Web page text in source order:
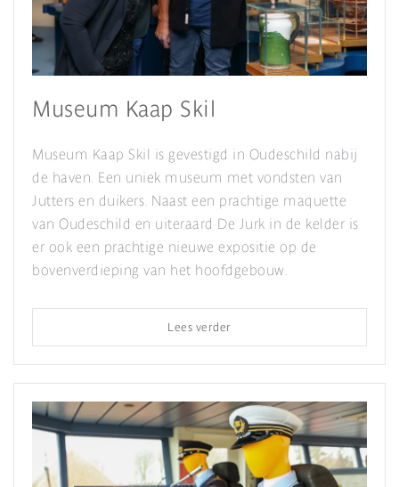
Museum Kaap Skil
Museum Kaap Skil is gevestigd in Oudeschild nabij
de haven. Een uniek museum met vondsten van
Jutters en duikers. Naast een prachtige maquette
van Oudeschild en uiteraard De Jurk in de kelder is
er ook een prachtige nieuwe expositie op de
bovenverdieping van het hoofdgebouw.
Lees verder